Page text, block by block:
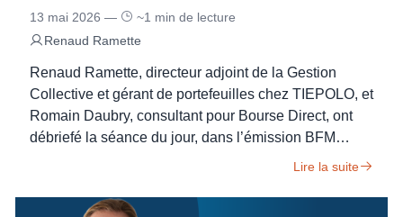
13 mai 2026 —
~1 min de lecture
Renaud Ramette
Renaud Ramette, directeur adjoint de la Gestion
Collective et gérant de portefeuilles chez TIEPOLO, et
Romain Daubry, consultant pour Bourse Direct, ont
débriefé la séance du jour, dans l’émission BFM…
Lire la suite